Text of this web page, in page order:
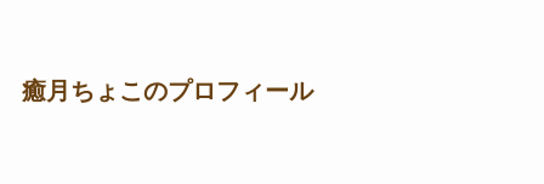
癒月ちょこのプロフィール